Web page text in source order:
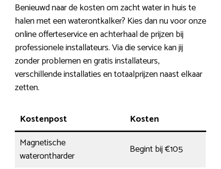
Benieuwd naar de kosten om zacht water in huis te
halen met een waterontkalker? Kies dan nu voor onze
online offerteservice en achterhaal de prijzen bij
professionele installateurs. Via die service kan jij
zonder problemen en gratis installateurs,
verschillende installaties en totaalprijzen naast elkaar
zetten.
Kostenpost
Kosten
Magnetische
waterontharder
Begint bij €105